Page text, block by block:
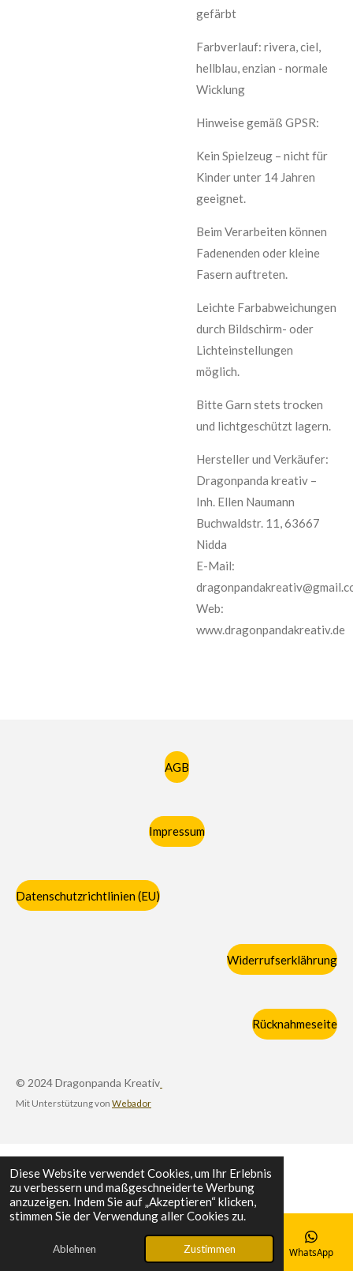
Diese Website verwendet Cookies, um Ihr Erlebnis
zu verbessern und maßgeschneiderte Werbung
anzuzeigen. Indem Sie auf „Akzeptieren“ klicken,
stimmen Sie der Verwendung aller Cookies zu.
Ablehnen Zustimmen
gefärbt
Farbverlauf: rivera, ciel,
hellblau, enzian - normale
Wicklung
Hinweise gemäß GPSR:
Kein Spielzeug – nicht für
Kinder unter 14 Jahren
geeignet.
Beim Verarbeiten können
Fadenenden oder kleine
Fasern auftreten.
Leichte Farbabweichungen
durch Bildschirm- oder
Lichteinstellungen
möglich.
Bitte Garn stets trocken
und lichtgeschützt lagern.
Hersteller und Verkäufer:
Dragonpanda kreativ –
Inh. Ellen Naumann
Buchwaldstr. 11, 63667
Nidda
E-Mail:
Web:
www.dragonpandakreativ.de
AGB
Impressum
Datenschutzrichtlinien (EU)
Widerrufserklährung
Rücknahmeseite
© 2024 Dragonpanda Kreativ
Mit Unterstützung von Webador
E-Mail Karte WhatsApp